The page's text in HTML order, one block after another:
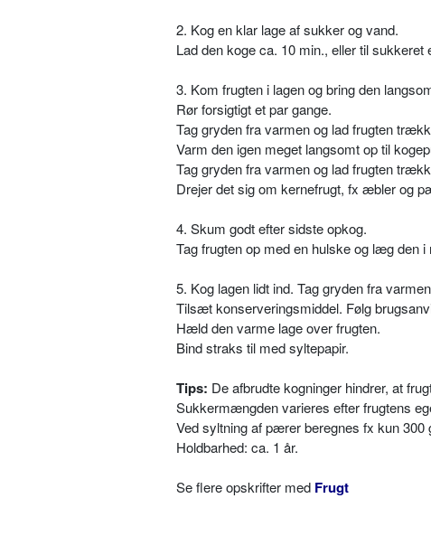
2. Kog en klar lage af sukker og vand.
Lad den koge ca. 10 min., eller til sukkeret
3. Kom frugten i lagen og bring den
Rør forsigtigt et par gange.
Tag gryden fra varmen og lad frugten
Varm den igen meget langsomt op til
Tag gryden fra varmen og lad frugten
Drejer det sig om kernefrugt, fx æbler og
4. Skum godt efter sidste opkog.
Tag frugten op med en hulske og læg den
5. Kog lagen lidt ind. Tag gryden fra
Tilsæt konserveringsmiddel. Følg
Hæld den varme lage over frugten.
Bind straks til med syltepapir.
Tips: De afbrudte kogninger hindrer, at
Sukkermængden varieres efter frugtens
Ved syltning af pærer beregnes fx kun 300
Holdbarhed: ca. 1 år.
Se flere opskrifter med Frugt